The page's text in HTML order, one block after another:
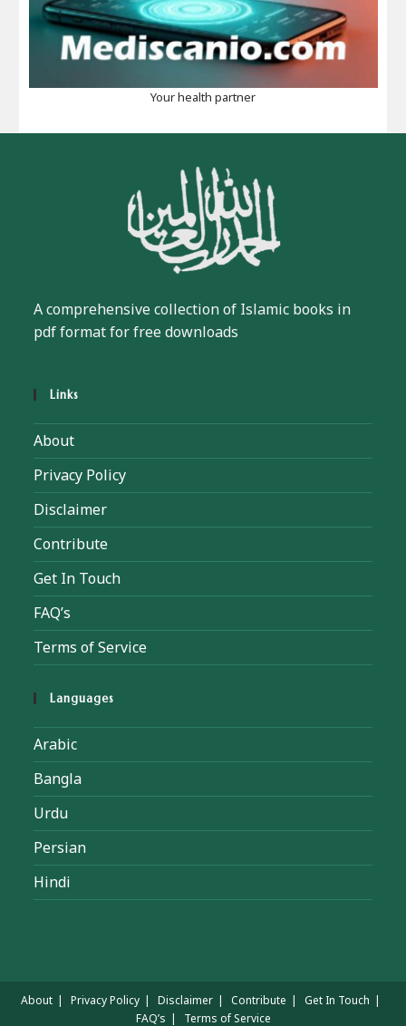
Your health partner
A comprehensive collection of Islamic books in
pdf format for free downloads
Links
About
Privacy Policy
Disclaimer
Contribute
Get In Touch
FAQ’s
Terms of Service
Languages
Arabic
Bangla
Urdu
Persian
Hindi
About Privacy Policy Disclaimer Contribute
Get In Touch
FAQ’s
Terms of Service